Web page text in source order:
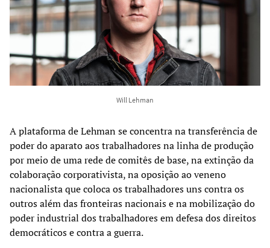
Will Lehman
A plataforma de Lehman se concentra na transferência de
poder do aparato aos trabalhadores na linha de produção
por meio de uma rede de comitês de base, na extinção da
colaboração corporativista, na oposição ao veneno
nacionalista que coloca os trabalhadores uns contra os
outros além das fronteiras nacionais e na mobilização do
poder industrial dos trabalhadores em defesa dos direitos
democráticos e contra a guerra.